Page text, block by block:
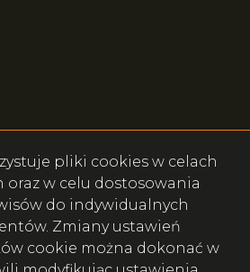
pliki cookies w celach
oraz w celu dostosowania
do indywidualnych
Zmiany ustawień
cookie można dokonać w